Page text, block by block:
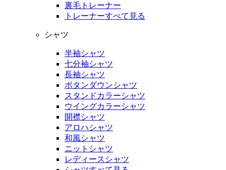
裏毛トレーナー
トレーナーすべて見る
シャツ
半袖シャツ
七分袖シャツ
長袖シャツ
ボタンダウンシャツ
スタンドカラーシャツ
ウイングカラーシャツ
開襟シャツ
アロハシャツ
和風シャツ
ニットシャツ
レディースシャツ